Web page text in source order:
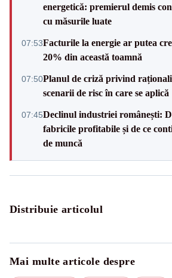
energetică: premierul demis
cu măsurile luate
07:53Facturile la energie ar putea
20% din această toamnă
07:50Planul de criză privind
scenarii de risc în care se aplică
07:45Declinul industriei românești:
fabricile profitabile și de ce
de muncă
Distribuie articolul
Mai multe articole despre